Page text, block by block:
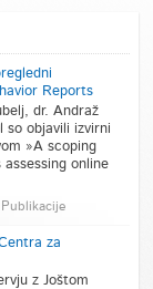
Reports
dr. Andraž
so objavili izvirni
»A scoping
online
za
z Joštom